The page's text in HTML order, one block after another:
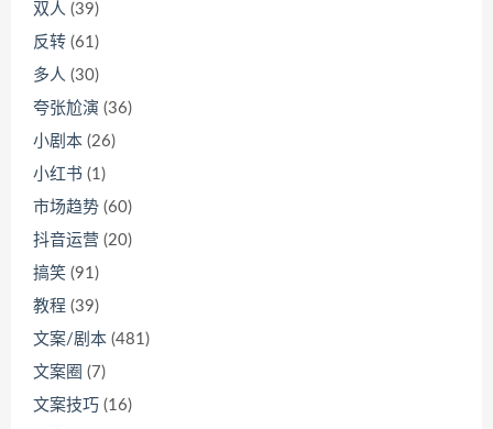
双人 (39)
反转 (61)
多人 (30)
夸张尬演 (36)
小剧本 (26)
小红书 (1)
市场趋势 (60)
抖音运营 (20)
搞笑 (91)
教程 (39)
文案/剧本 (481)
文案圈 (7)
文案技巧 (16)